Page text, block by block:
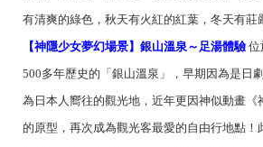
有清爽的綠色，秋天有火紅的紅葉，冬天有莊
【神隱少女夢幻場景】銀山溫泉～足湯體驗位
500多年歷史的「銀山溫泉」，早期因為是日
為日本人嚮往的觀光地，近年更因神似動畫《
的原型，再次成為觀光客最愛的自由行地點！